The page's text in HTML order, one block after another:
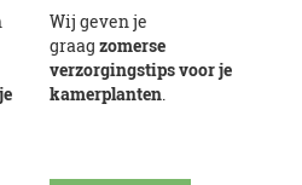
Wij geven je
graag zomerse
verzorgingstips voor je
kamerplanten.